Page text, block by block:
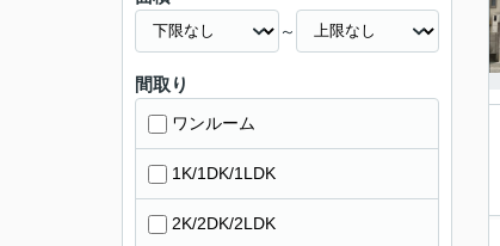
～
間取り
ワンルーム
1K/1DK/1LDK
2K/2DK/2LDK